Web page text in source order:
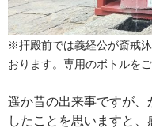
※拝殿前では義経公が斎戒
おります。専用のボトルを
遥か昔の出来事ですが
したことを思いますと